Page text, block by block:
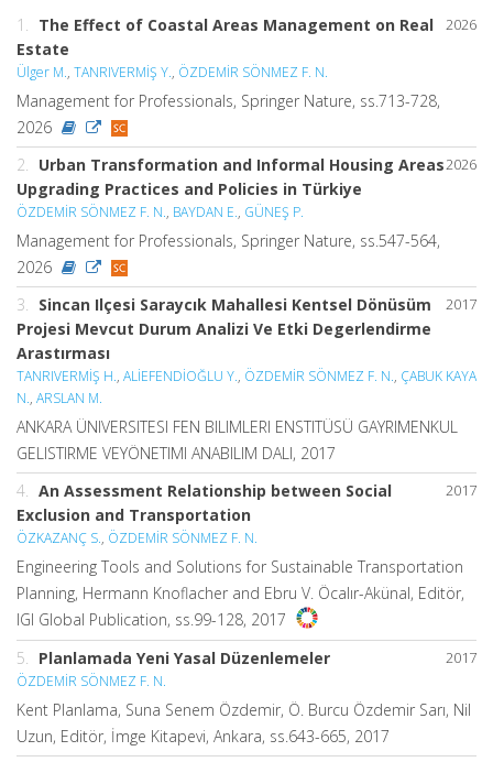
2026
1.
The Effect of Coastal Areas Management on Real
Estate
Ülger M., TANRIVERMİŞ Y., ÖZDEMİR SÖNMEZ F. N.
Management for Professionals, Springer Nature, ss.713-728,
2026
2026
2.
Urban Transformation and Informal Housing Areas
Upgrading Practices and Policies in Türkiye
ÖZDEMİR SÖNMEZ F. N., BAYDAN E., GÜNEŞ P.
Management for Professionals, Springer Nature, ss.547-564,
2026
2017
3.
Sincan Ilçesi Saraycık Mahallesi Kentsel Dönüsüm
Projesi Mevcut Durum Analizi Ve Etki Degerlendirme
Arastırması
TANRIVERMİŞ H., ALİEFENDİOĞLU Y., ÖZDEMİR SÖNMEZ F. N., ÇABUK KAYA
N., ARSLAN M.
ANKARA ÜNIVERSITESI FEN BILIMLERI ENSTITÜSÜ GAYRIMENKUL
GELISTIRME VEYÖNETIMI ANABILIM DALI, 2017
2017
4.
An Assessment Relationship between Social
Exclusion and Transportation
ÖZKAZANÇ S., ÖZDEMİR SÖNMEZ F. N.
Engineering Tools and Solutions for Sustainable Transportation
Planning, Hermann Knoflacher and Ebru V. Öcalır-Akünal, Editör,
IGI Global Publication, ss.99-128, 2017
2017
5. Planlamada Yeni Yasal Düzenlemeler
ÖZDEMİR SÖNMEZ F. N.
Kent Planlama, Suna Senem Özdemir, Ö. Burcu Özdemir Sarı, Nil
Uzun, Editör, İmge Kitapevi, Ankara, ss.643-665, 2017